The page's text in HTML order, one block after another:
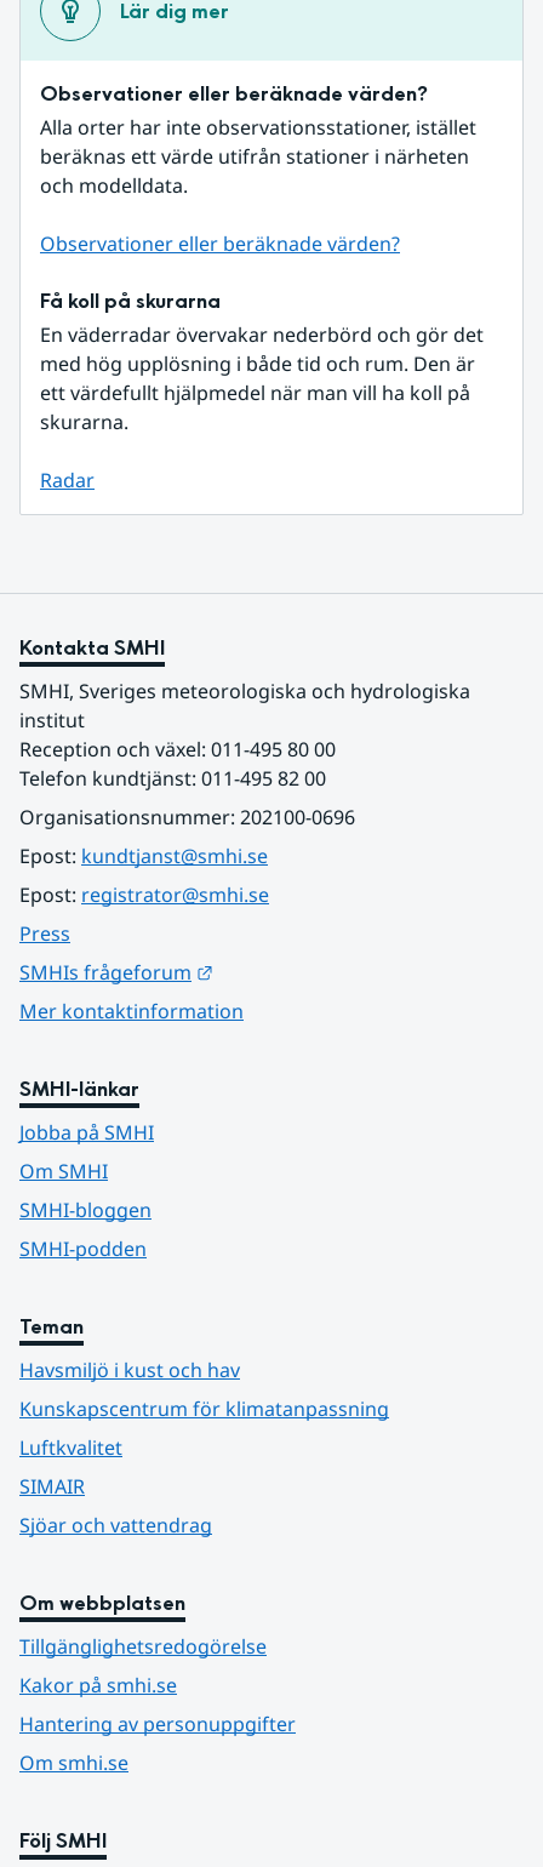
Lär dig mer
Observationer eller beräknade värden?
Alla orter har inte observationsstationer, istället
beräknas ett värde utifrån stationer i närheten
och modelldata.
Observationer eller beräknade värden?
Få koll på skurarna
En väderradar övervakar nederbörd och gör det
med hög upplösning i både tid och rum. Den är
ett värdefullt hjälpmedel när man vill ha koll på
skurarna.
Radar
Kontakta SMHI
SMHI, Sveriges meteorologiska och hydrologiska
institut
Reception och växel: 011-495 80 00
Telefon kundtjänst: 011-495 82 00
Organisationsnummer: 202100-0696
Epost: kundtjanst@smhi.se
Epost: registrator@smhi.se
Press
SMHIs frågeforum
Mer kontaktinformation
SMHI-länkar
Jobba på SMHI
Om SMHI
SMHI-bloggen
SMHI-podden
Teman
Havsmiljö i kust och hav
Kunskapscentrum för klimatanpassning
Luftkvalitet
SIMAIR
Sjöar och vattendrag
Om webbplatsen
Tillgänglighetsredogörelse
Kakor på smhi.se
Hantering av personuppgifter
Om smhi.se
Följ SMHI